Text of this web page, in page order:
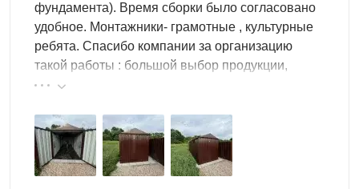
разворот внутри невозможен, доступ к вещам — строго
последовательный. Хозблок 2×2 с шириной 2,16 м —
полноценный стандартный формат: велосипед
заносится прямо, внутри можно развернуться, стеллаж у
боковой стены не перекрывает проход к задней стене.
снаружи разница в удобстве использования ежедневно
— принципиальная. Мини хозблок оправдан только
тогда, когда ширина доступного места на участке
фундамента). Время сборки было согласовано
удобное. Монтажники- грамотные , культурные
ребята. Спасибо компании за организацию
такой работы : большой выбор продукции,
реальные цены.